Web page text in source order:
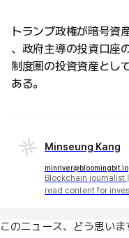
トランプ政権が暗号資
、政府主導の投資口座
制度圏の投資資産とし
ある。
Minseung Kang
minriver@bloomingbit.io
Blockchain journalist
read content for
このニュース、どう思いま